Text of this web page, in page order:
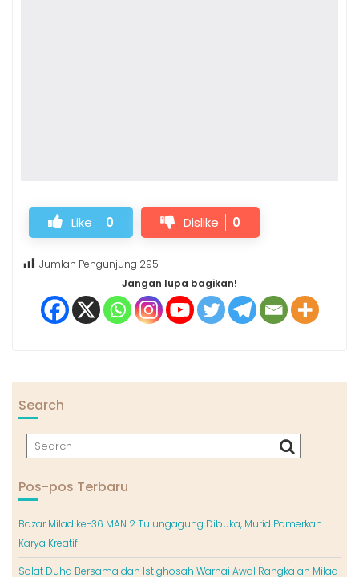
Like 0 Dislike 0
Jumlah Pengunjung 295
Jangan lupa bagikan!
Search
Pos-pos Terbaru
Bazar Milad ke-36 MAN 2 Tulungagung Dibuka, Murid Pamerkan
Karya Kreatif
Solat Duha Bersama dan Istighosah Warnai Awal Rangkaian Milad